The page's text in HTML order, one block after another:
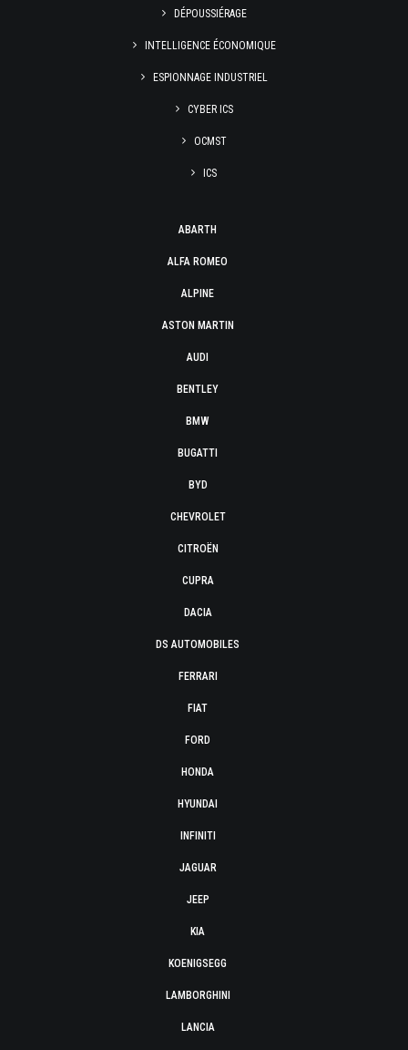
DÉPOUSSIÉRAGE
INTELLIGENCE ÉCONOMIQUE
ESPIONNAGE INDUSTRIEL
CYBER ICS
OCMST
ICS
ABARTH
ALFA ROMEO
ALPINE
ASTON MARTIN
AUDI
BENTLEY
BMW
BUGATTI
BYD
CHEVROLET
CITROËN
CUPRA
DACIA
DS AUTOMOBILES
FERRARI
FIAT
FORD
HONDA
HYUNDAI
INFINITI
JAGUAR
JEEP
KIA
KOENIGSEGG
LAMBORGHINI
LANCIA